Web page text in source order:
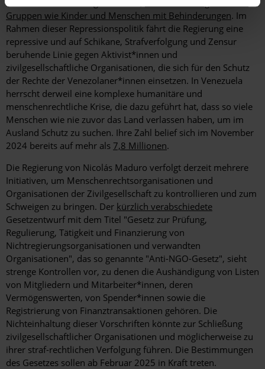
Gruppen wie Kinder und Menschen mit Behinderungen. Im
Rahmen dieser Repressionspolitik fährt die Regierung eine
repressive und auf Schikane, Strafverfolgung und Zensur
beruhende Linie gegen Aktivist*innen und
zivilgesellschaftliche Organisationen, die sich für den Schutz
der Rechte der Venezolaner*innen einsetzen. In Venezuela
herrscht derweil eine komplexe humanitäre und
menschenrechtliche Krise, die dazu geführt hat, dass so viele
Menschen wie nie zuvor das Land verlassen haben, um im
Ausland Schutz zu suchen. Ihre Zahl belief sich im November
2024 bereits auf mehr als 7,8 Millionen.
Die Regierung von Nicolás Maduro verfolgt derzeit mehrere
Initiativen, um Menschenrechtsorganisationen und
Organisationen der Zivilgesellschaft zu kontrollieren und zum
Schweigen zu bringen. Der kürzlich verabschiedete
Gesetzentwurf mit dem Titel "Gesetz zur Prüfung,
Regulierung, Tätigkeit und Finanzierung von
Nichtregierungsorganisationen und verwandten
Organisationen", das so genannte "Anti-NGO-Gesetz", sieht
strenge Kontrollen vor, zu denen die Aushändigung von Listen
von Mitgliedern und Mitarbeiter*innen, deren
Vermögenswerten, von Spender*innen sowie die
Registrierung von Finanztransaktionen gehören. Die
Nichteinhaltung dieser Vorschriften könnte zur Schließung
zivilgesellschaftlicher Organisationen und möglicherweise zu
ihrer straf-rechtlichen Verfolgung führen. Die Bestimmungen
des Gesetzes sollen ab Februar 2025 in Kraft treten.